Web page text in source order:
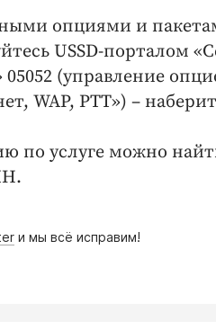
опциями и
USSD-порталом
(управление
WAP, PTT») –
по услуге можно
и мы всё исправим!